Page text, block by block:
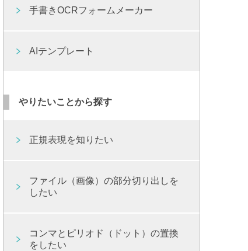
手書きOCRフォームメーカー
AIテンプレート
やりたいことから探す
正規表現を知りたい
ファイル（画像）の部分切り出しを
したい
コンマとピリオド（ドット）の置換
をしたい